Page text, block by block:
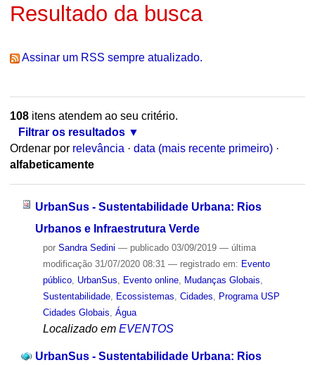
Resultado da busca
Assinar um RSS sempre atualizado.
108itens atendem ao seu critério.
Filtrar os resultados
Ordenar por relevância · data (mais recente primeiro) ·
alfabeticamente
UrbanSus - Sustentabilidade Urbana: Rios
Urbanos e Infraestrutura Verde
por Sandra Sedini — publicado03/09/2019 — última
modificação31/07/2020 08:31 — registrado em: Evento
público, UrbanSus Evento online, Mudanças Globais
Sustentabilidade, Ecossistemas Cidades
Programa USP
Cidades Globais Água
Localizado em EVENTOS
UrbanSus - Sustentabilidade Urbana: Rios